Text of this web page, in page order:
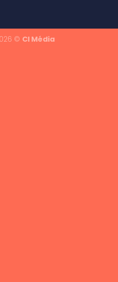
© CI Média